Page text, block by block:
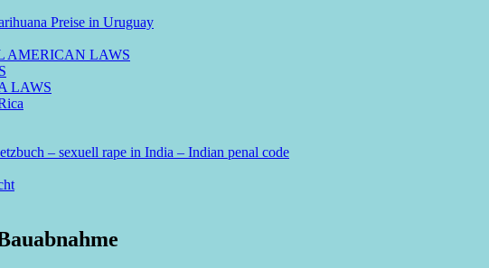
Preise in Uruguay
AMERICAN LAWS
LAWS
– sexuell rape in India – Indian penal code